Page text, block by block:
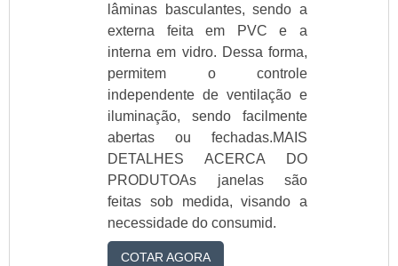
lâminas basculantes, sendo a
externa feita em PVC e a
interna em vidro. Dessa forma,
permitem o controle
independente de ventilação e
iluminação, sendo facilmente
abertas ou fechadas.MAIS
DETALHES ACERCA DO
PRODUTOAs janelas são
feitas sob medida, visando a
necessidade do consumid.
COTAR AGORA